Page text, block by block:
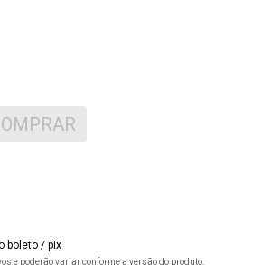
boleto / pix
e poderão variar conforme a versão do produto.